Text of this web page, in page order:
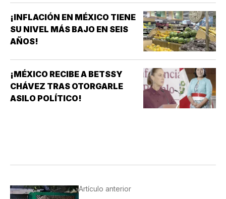
¡INFLACIÓN EN MÉXICO TIENE
SU NIVEL MÁS BAJO EN SEIS
AÑOS!
¡MÉXICO RECIBE A BETSSY
CHÁVEZ TRAS OTORGARLE
ASILO POLÍTICO!
Artículo anterior